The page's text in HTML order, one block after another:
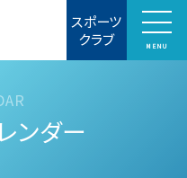
スポーツ
クラブ MENU
ンダー